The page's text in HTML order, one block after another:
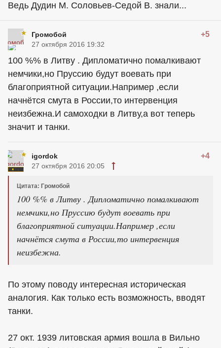
Ведь Дудин М. Соловьев-Седой В. знали...
Громобой +5
27 октября 2016 19:32
100 %% в Литву . Дипломатично помалкивают
немчики,но Пруссию будут воевать при
благоприятной ситуации.Например ,если
начнётся смута в России,то интервенция
неизбежна.И самоходки в Литву,а вот теперь
значит и танки.
igordok +4
27 октября 2016 20:05
Цитата: Громобой
100 %% в Литву . Дипломатично помалкивают
немчики,но Пруссию будут воевать при
благоприятной ситуации.Например ,если
начнётся смута в России,то интервенция
неизбежна.
По этому поводу интересная историческая
аналогия. Как только есть возможность, вводят
танки.
27 окт. 1939 литовская армия вошла в Вильно